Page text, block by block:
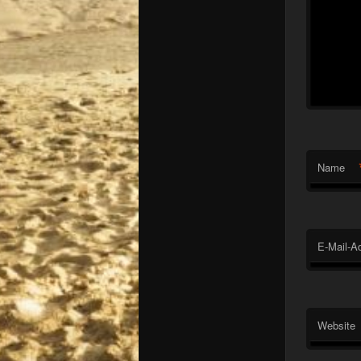
Name
E-Mail-
Website